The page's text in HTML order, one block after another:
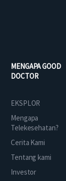
MENGAPA GOOD
DOCTOR
EKSPLOR
Mengapa
Telekesehatan?
Cerita Kami
Tentang kami
Investor